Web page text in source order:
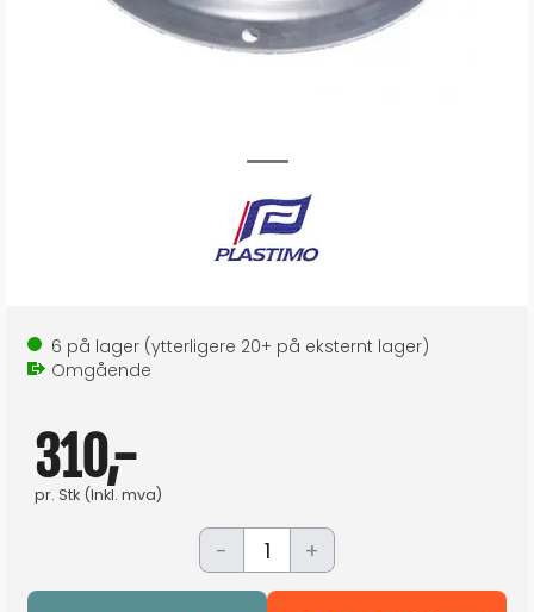
6 på lager (ytterligere 20+ på eksternt lager)
Omgående
310,-
pr. Stk (Inkl. mva)
- +